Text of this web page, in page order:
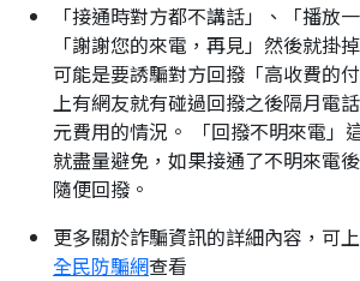
「接通時對方都不講話」、「播放
「謝謝您的來電，再見」然後就掛
可能是要誘騙對方回撥「高收費的
上有網友就有碰過回撥之後隔月電
元費用的情況。 「回撥不明來電」
就盡量避免，如果接通了不明來電
隨便回撥。
更多關於詐騙資訊的詳細內容，可上
全民防騙網查看